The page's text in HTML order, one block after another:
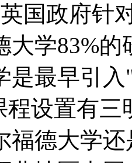
国政府针
大学83%
是最早引
程设置有
福德大学